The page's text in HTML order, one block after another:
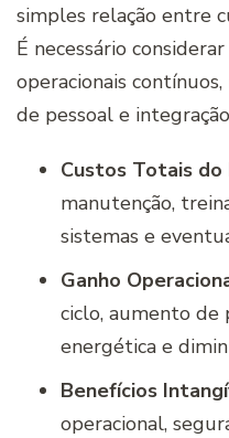
simples relação entre
É necessário
operacionais
de pessoal e
Custos Totais
manutenção,
sistemas e
Ganho
ciclo, aumento de
energética e
Benefícios
operacional,